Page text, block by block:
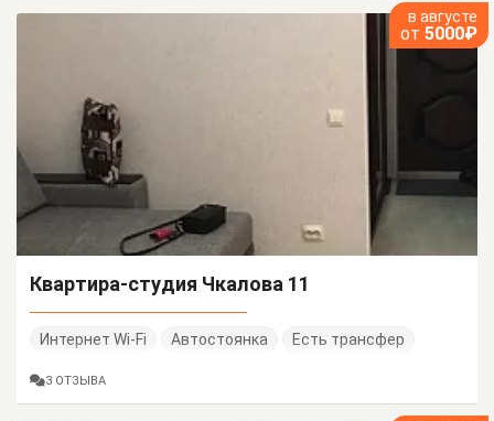
в августе
от 5000₽
Квартира-студия Чкалова 11
Интернет Wi-Fi Автостоянка Есть трансфер
3 ОТЗЫВА